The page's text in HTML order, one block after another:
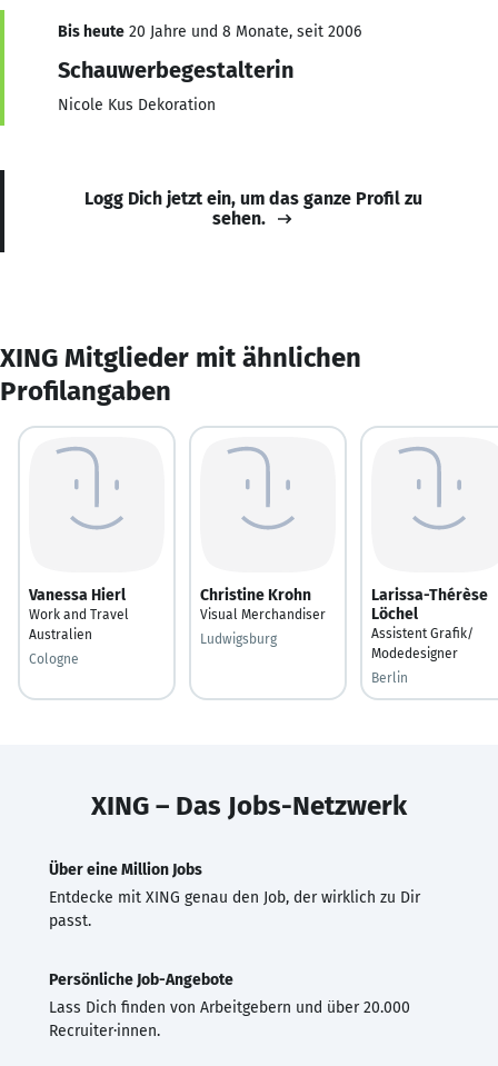
Bis heute 20 Jahre und 8 Monate, seit 2006
Schauwerbegestalterin
Nicole Kus Dekoration
Logg Dich jetzt ein, um das ganze Profil zu
sehen.
XING Mitglieder mit ähnlichen
Profilangaben
Vanessa Hierl
Work and Travel
Australien
Cologne
Christine Krohn
Visual Merchandiser
Ludwigsburg
Larissa-Thérèse
Löchel
Assistent Grafik/
Modedesigner
Berlin
XING – Das Jobs-Netzwerk
Über eine Million Jobs
Entdecke mit XING genau den Job, der wirklich zu Dir
passt.
Persönliche Job-Angebote
Lass Dich finden von Arbeitgebern und über 20.000
Recruiter·innen.